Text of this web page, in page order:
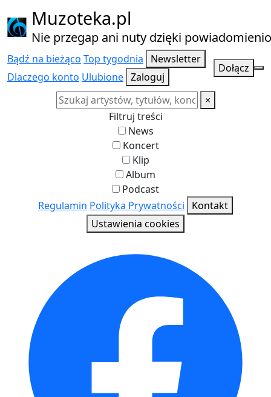
Muzoteka.pl
Nie przegap ani nuty dzięki
Bądź na bieżąco Top tygodnia
Newsletter
Dlaczego konto Ulubione Zaloguj
Dołącz
×
Filtruj treści
News
Koncert
Klip
Album
Podcast
Najnowsze wiadomości i koncerty
Regulamin Polityka Prywatności
Kontakt
Ustawienia cookies